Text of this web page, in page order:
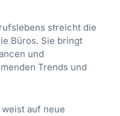
streicht die
Büros. Sie bringt
und
Trends und
auf neue